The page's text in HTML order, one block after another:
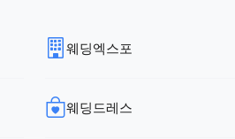
웨딩엑스포
웨딩드레스